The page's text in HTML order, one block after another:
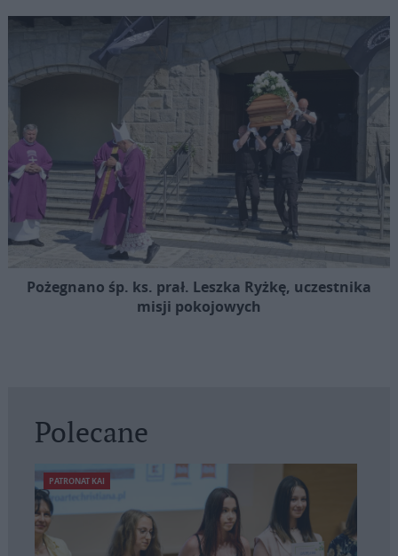
Pożegnano śp. ks. prał. Leszka Ryżkę, uczestnika
misji pokojowych
Polecane
PATRONAT KAI